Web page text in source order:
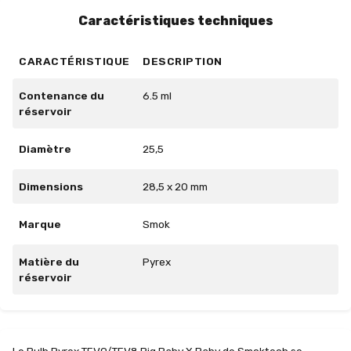
Caractéristiques techniques
CARACTÉRISTIQUE DESCRIPTION
Contenance du
réservoir
6.5 ml
Diamètre 25,5
Dimensions 28,5 x 20 mm
Marque Smok
Matière du
réservoir
Pyrex